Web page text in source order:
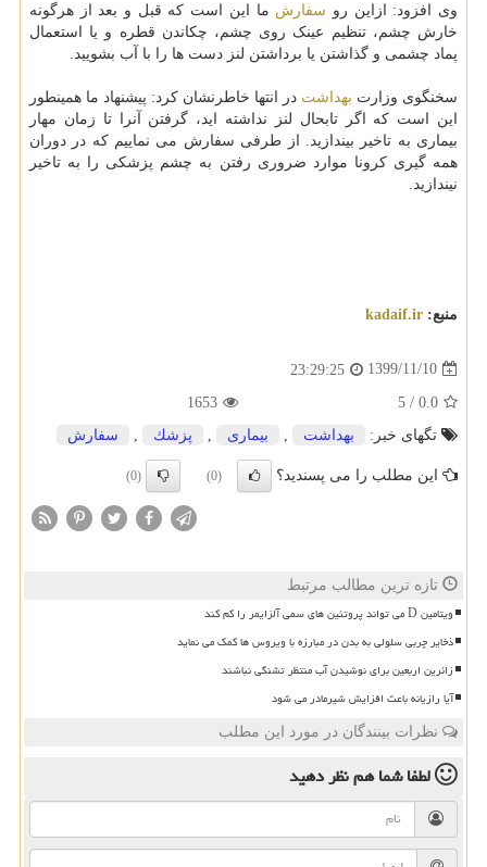
وی افزود: ازاین رو سفارش ما این است که قبل و بعد از هرگونه
خارش چشم، تنظیم عینک روی چشم، چکاندن قطره و یا استعمال
پماد چشمی و گذاشتن یا برداشتن لنز دست ها را با آب بشویید.
سخنگوی وزارت بهداشت در انتها خاطرنشان کرد: پیشنهاد ما همینطور
این است که اگر تابحال لنز نداشته اید، گرفتن آنرا تا زمان مهار
بیماری به تاخیر بیندازید. از طرفی سفارش می نماییم که در دوران
همه گیری کرونا موارد ضروری رفتن به چشم پزشکی را به تاخیر
نیندازید.
منبع: kadaif.ir
1399/11/10
23:29:25
0.0
/
5
1653
تگهای خبر:
بهداشت بیماری پزشك سفارش
این مطلب را می پسندید؟ (0)
(0)
تازه ترین مطالب مرتبط
ویتامین D می تواند پروتئین های سمی آلزایمر را کم کند
ذخایر چربی سلولی به بدن در مبارزه با ویروس ها کمک می نماید
زائرین اربعین برای نوشیدن آب منتظر تشنگی نباشند
آیا رازیانه باعث افزایش شیرمادر می شود
نظرات بینندگان در مورد این مطلب
لطفا شما همنظر دهید